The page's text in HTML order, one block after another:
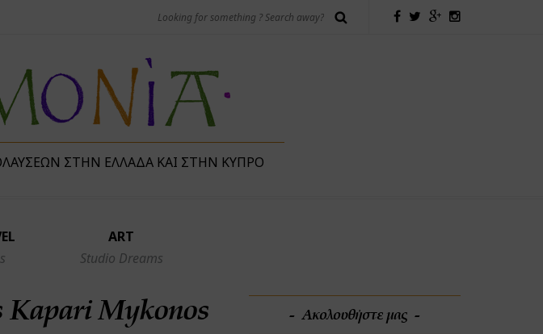
ΣΤΗΝ ΕΛΛΆΔΑ ΚΑΙ ΣΤΗΝ ΚΎΠΡΟ
ART
Studio Dreams
Kapari Mykonos
Ακολουθήστε μας